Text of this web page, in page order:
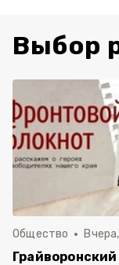
Выбор
Общество